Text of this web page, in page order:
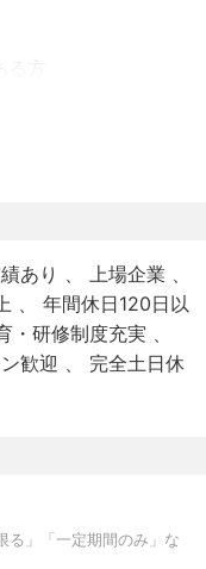
野におけるセル開
体的なアクション
現在注目されるデー
の最新技術、市場
を高めることができ
として戦略策定プ
る領域は幅広く、
のセル技術部で経
な領域に積極的にチ
ることが可能です
等
業年金制度、カフェ
社内製品従業員購
養施設、医療施設
金保険
る方
興味を持ち積極的
考えられる
ズにとれる
り遂げる強い意志
あり
上場企業
年間休日120日以
・研修制度充実
歓迎
完全土日休
る」「一定期間のみ」な